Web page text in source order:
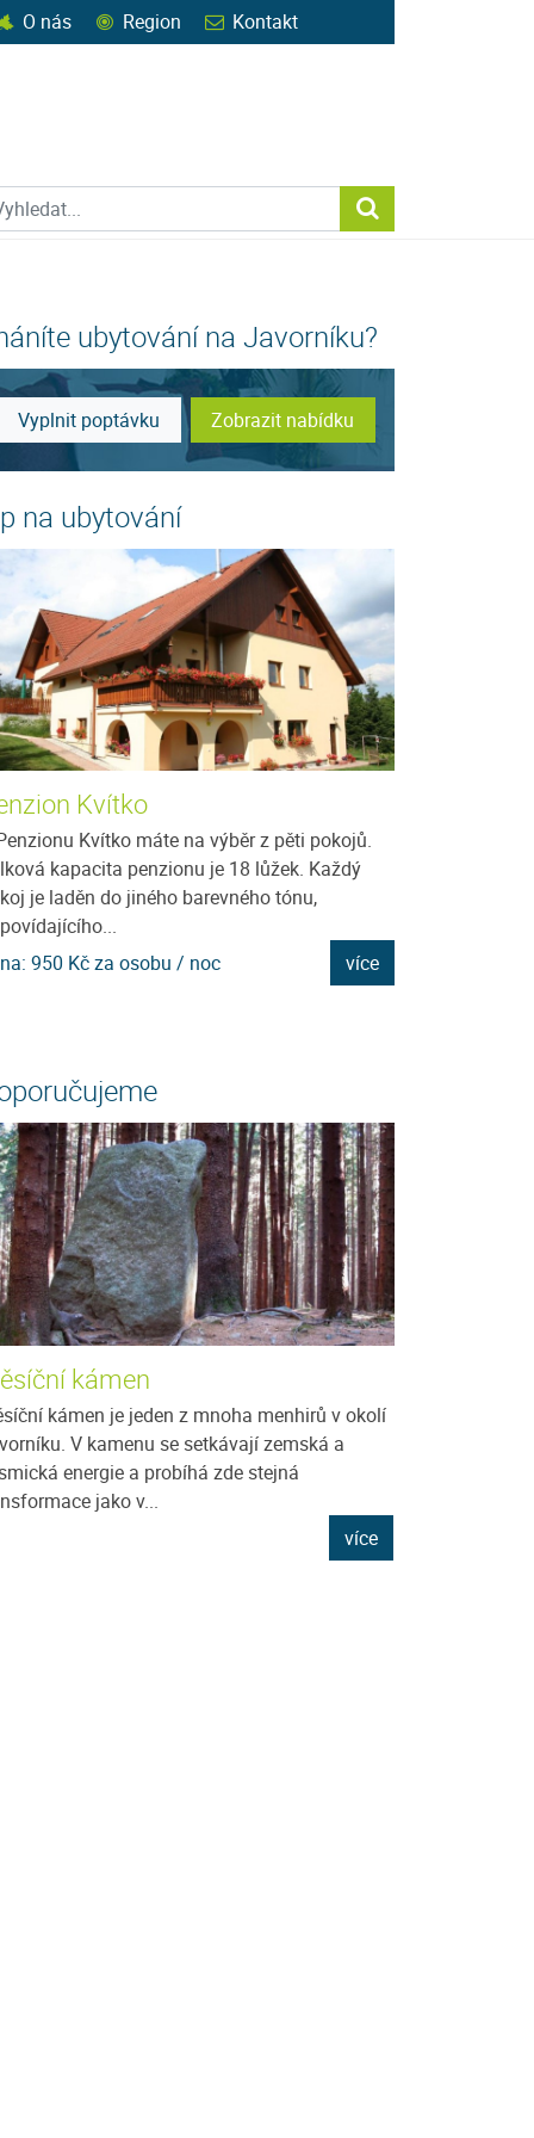
O nás Region Kontakt
web
ubytování na Javorníku?
Vyplnit poptávku Zobrazit nabídku
na ubytování
Kvítko
Kvítko máte na výběr z pěti pokojů.
kapacita penzionu je 18 lůžek. Každý
je laděn do jiného barevného tónu,
950 Kč za osobu / noc
více
kámen
kámen je jeden z mnoha menhirů v okolí
V kamenu se setkávají zemská a
energie a probíhá zde stejná
jako v...
více